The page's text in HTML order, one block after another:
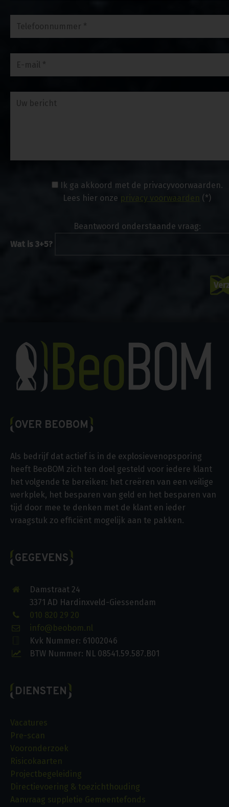
Ik ga akkoord met de privacyvoorwaarden.
Lees hier onze privacy voorwaarden (*)
Beantwoord onderstaande vraag:
Wat is 3+5?
OVER BEOBOM
Als bedrijf dat actief is in de explosievenopsporing
heeft BeoBOM zich ten doel gesteld voor iedere klant
het volgende te bereiken: het creëren van een veilige
werkplek, het besparen van geld en het besparen van
tijd door mee te denken met de klant en ieder
vraagstuk zo efficiënt mogelijk aan te pakken.
GEGEVENS
Damstraat 24
3371 AD Hardinxveld-Giessendam
010 820 29 20
info@beobom.nl
Kvk Nummer: 61002046
BTW Nummer: NL 08541.59.587.B01
DIENSTEN
Vacatures
Pre-scan
Vooronderzoek
Risicokaarten
Projectbegeleiding
Directievoering & toezichthouding
Aanvraag suppletie Gemeentefonds